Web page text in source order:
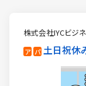
株式会社IYCビジ
ア パ 土日祝休